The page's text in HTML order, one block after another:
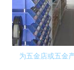
为五金店或五金